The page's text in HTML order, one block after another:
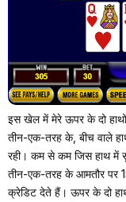
इस खेल में मेरे ऊपर के दो
तीन-एक-तरह के, बीच वाले
रही। कम से कम जिस हाथ में
तीन-एक-तरह के आमतौर पर
क्रेडिट देते हैं। ऊपर के दो